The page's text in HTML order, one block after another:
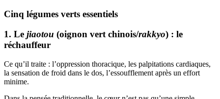
Cinq légumes verts essentiels
1. Le jiaotou (oignon vert chinois/rakkyo) : le
réchauffeur
Ce qu’il traite : l’oppression thoracique, les palpitations cardiaques,
la sensation de froid dans le dos, l’essoufflement après un effort
minime.